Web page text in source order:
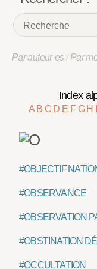
Par auteur·es/Par
Index
A B C D E F G H
#OBJECTIF
#OBSERVANCE
#OBSERVATION
#OBSTINATION
#OCCULTATION